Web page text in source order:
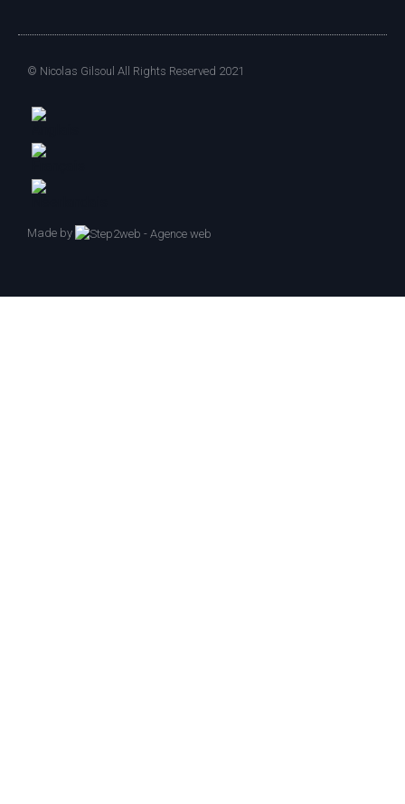
© Nicolas Gilsoul All Rights Reserved 2021
Made by